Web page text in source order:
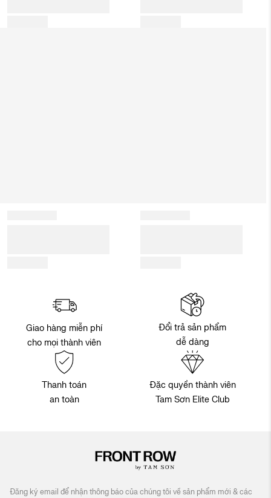
Giao hàng miễn phí
cho mọi thành viên
Đổi trả sản phẩm
dễ dàng
Thanh toán
an toàn
Đặc quyền thành viên
Tam Sơn Elite Club
Đăng ký email để nhận thông báo của chúng tôi về sản phẩm mới & các